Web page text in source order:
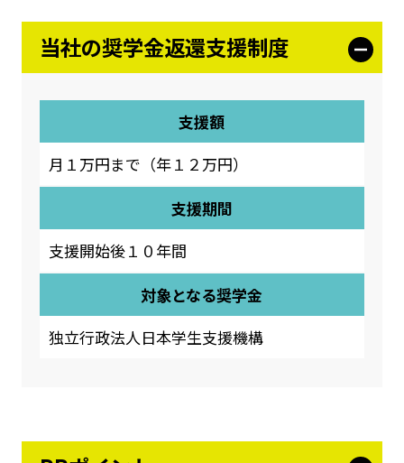
当社の奨学金返還支援制度
支援額
月１万円まで（年１２万円）
支援期間
支援開始後１０年間
対象となる奨学金
独立行政法人日本学生支援機構